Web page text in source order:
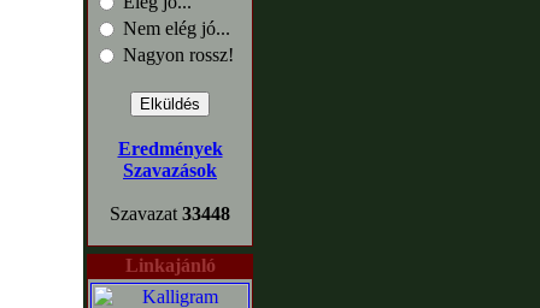
Nem elég jó...
Nagyon rossz!
Eredmények
Szavazások
Szavazat 33448
Linkajánló